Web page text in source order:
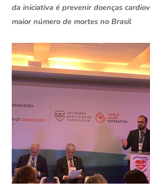
da iniciativa é prevenir doenças
maior número de mortes no Brasil